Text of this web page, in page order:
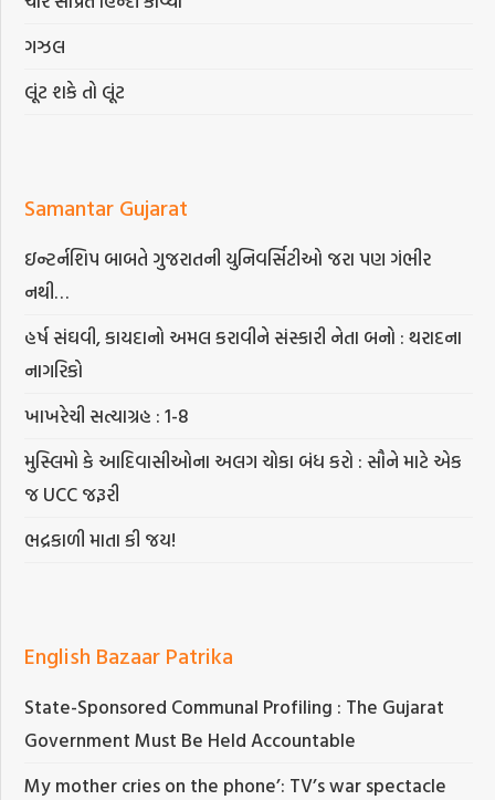
ગઝલ
લૂંટ શકે તો લૂંટ
Samantar Gujarat
ઇન્ટર્નશિપ બાબતે ગુજરાતની યુનિવર્સિટીઓ જરા પણ ગંભીર
નથી…
હર્ષ સંઘવી, કાયદાનો અમલ કરાવીને સંસ્કારી નેતા બનો : થરાદના
નાગરિકો
ખાખરેચી સત્યાગ્રહ : 1-8
મુસ્લિમો કે આદિવાસીઓના અલગ ચોકા બંધ કરો : સૌને માટે એક
જ UCC જરૂરી
ભદ્રકાળી માતા કી જય!
English Bazaar Patrika
State-Sponsored Communal Profiling : The Gujarat
Government Must Be Held Accountable
My mother cries on the phone’: TV’s war spectacle